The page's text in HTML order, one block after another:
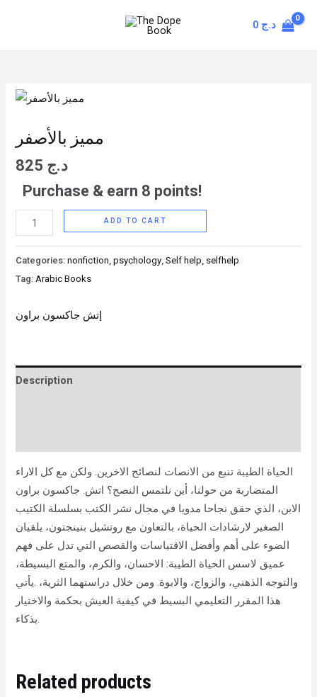
د.ج
مميز بالأصفر
د.ج
Purchase & earn 8 points!
مميز
quantity
ADD TO CART
Categories:nonfiction,psychology,Self help, selfhelp
Tag:Arabic Books
إتش جاكسون براون
Description
الحياة الطيبة تنبع من الانصات لنصائح الاخرين. ولكن مع كل الاراء
المتضاربة من حولنا، أين نلتمس النصح؟ اتش. جاكسون براون
الابن، الذي حقق نجاحا مدويا في مجال نشر الكتب بسلسلة الكتيب
الصغير لارشادات الحياة، بالتعاون مع روتشيل بنينجتون، يلقيان
الضوء على أهم وأفضل الاقتباسات والقصص التي تدل على فهم
عميق لاسس الحياة الطيبة: الاحسان، والكرم، والمتع البسيطة،
والتوجه الذهني، والزواج، والابوة. ومن خلال دراستهما الثرية، .يأتي
هذا المقرر التعليمي البسيط في كيفية العيش بحكمة والاختيار
بذكاء.
Related products